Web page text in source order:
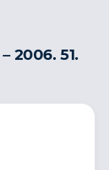
2006. 51.